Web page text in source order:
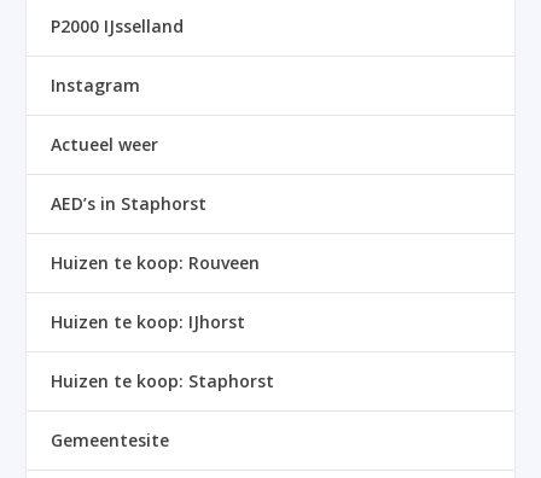
P2000 IJsselland
Instagram
Actueel weer
AED’s in Staphorst
Huizen te koop: Rouveen
Huizen te koop: IJhorst
Huizen te koop: Staphorst
Gemeentesite